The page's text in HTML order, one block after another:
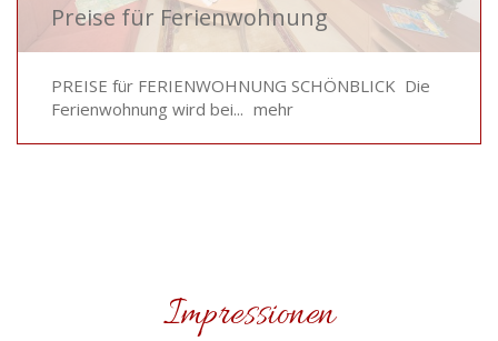
Preise für Ferienwohnung
PREISE für FERIENWOHNUNG SCHÖNBLICK Die
Ferienwohnung wird bei... mehr
Impressionen